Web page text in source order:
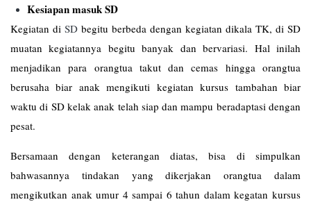
Kesiapan masuk SD
Kegiatan di SD begitu berbeda dengan kegiatan dikala TK, di SD
muatan kegiatannya begitu banyak dan bervariasi. Hal inilah
menjadikan para orangtua takut dan cemas hingga orangtua
berusaha biar anak mengikuti kegiatan kursus tambahan biar
waktu di SD kelak anak telah siap dan mampu beradaptasi dengan
pesat.
Bersamaan dengan keterangan diatas, bisa di simpulkan
bahwasannya tindakan yang dikerjakan orangtua dalam
mengikutkan anak umur 4 sampai 6 tahun dalam kegatan kursus